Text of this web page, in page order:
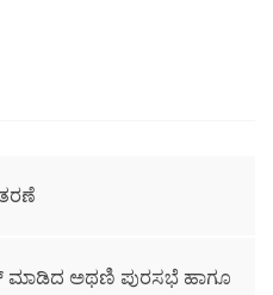
ಮಾಡಿದ ಅಥಣಿ ಪುರಸಭೆ ಹಾಗೂ